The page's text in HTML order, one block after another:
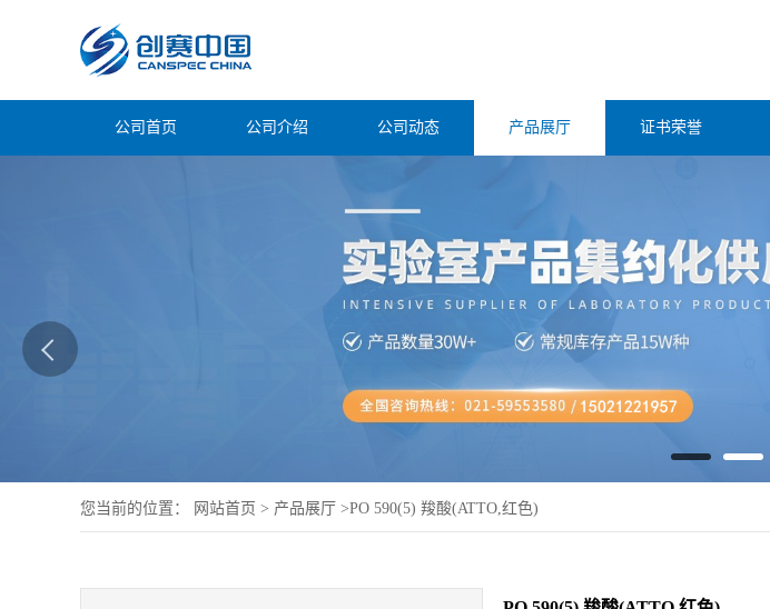
公司首页 公司介绍 公司动态 产品展厅 证书荣誉
您当前的位置： 网站首页 > 产品展厅 >PO 590(5) 羧酸(ATTO,红色)